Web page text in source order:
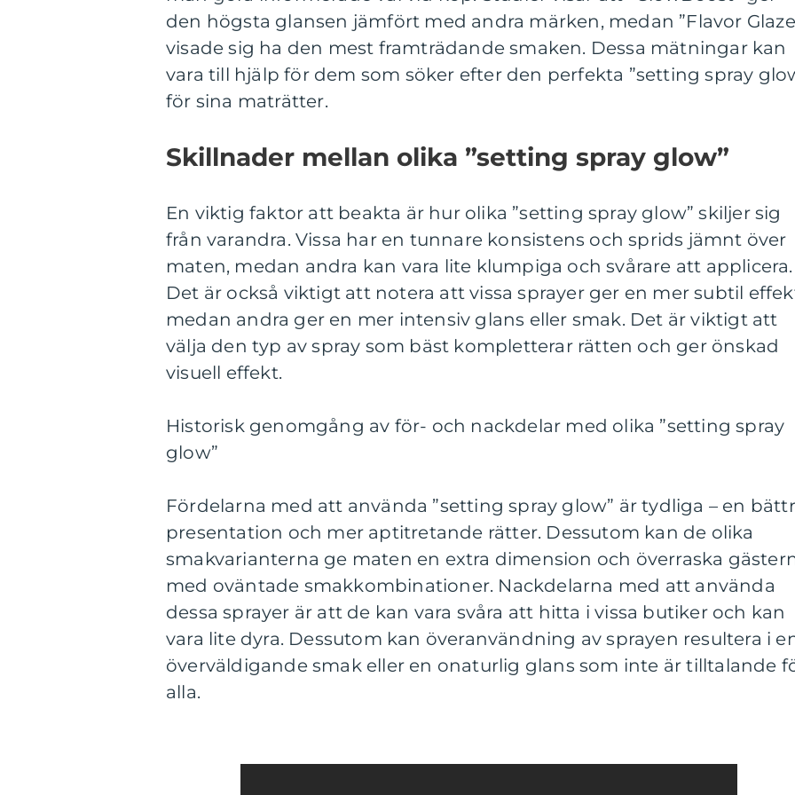
den högsta glansen jämfört med andra märken, medan ”Flavor
visade sig ha den mest framträdande smaken. Dessa mätningar kan
vara till hjälp för dem som söker efter den perfekta ”setting spray
för sina maträtter.
Skillnader mellan olika ”setting spray glow”
En viktig faktor att beakta är hur olika ”setting spray glow” skiljer sig
från varandra. Vissa har en tunnare konsistens och sprids jämnt över
maten, medan andra kan vara lite klumpiga och svårare att applicera.
Det är också viktigt att notera att vissa sprayer ger en mer subtil
medan andra ger en mer intensiv glans eller smak. Det är viktigt att
välja den typ av spray som bäst kompletterar rätten och ger önskad
visuell effekt.
Historisk genomgång av för- och nackdelar med olika ”setting spray
glow”
Fördelarna med att använda ”setting spray glow” är tydliga – en
presentation och mer aptitretande rätter. Dessutom kan de olika
smakvarianterna ge maten en extra dimension och överraska
med oväntade smakkombinationer. Nackdelarna med att använda
dessa sprayer är att de kan vara svåra att hitta i vissa butiker och kan
vara lite dyra. Dessutom kan överanvändning av sprayen resultera i
överväldigande smak eller en onaturlig glans som inte är tilltalande
alla.